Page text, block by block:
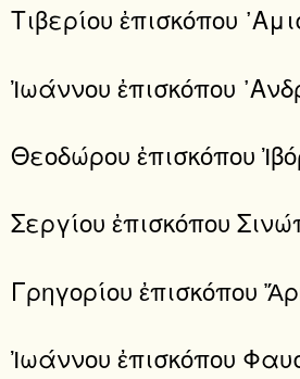
Τιβερίου ἐπισκόπου
Ἰωάννου ἐπισκόπου
Θεοδώρου ἐπισκόπου
Σεργίου ἐπισκόπου
Γρηγορίου ἐπισκόπου
Ἰωάννου ἐπισκόπου